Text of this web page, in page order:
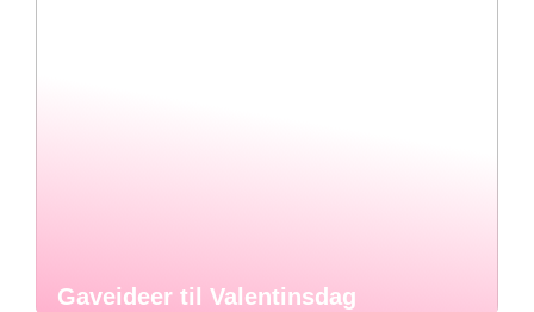
Gaveideer til Valentinsdag